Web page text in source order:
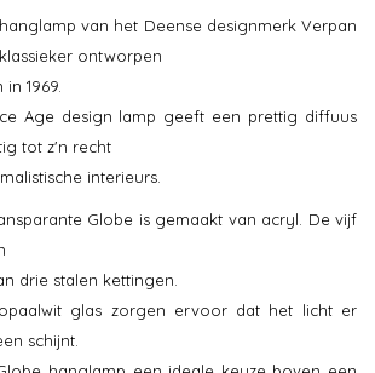
van het Deense designmerk Verpan
ontworpen
1969.
Age design lamp geeft een prettig diffuus
tot z'n recht
interieurs.
Globe is gemaakt van acryl. De vijf
drie stalen kettingen.
glas zorgen ervoor dat het licht er
schijnt.